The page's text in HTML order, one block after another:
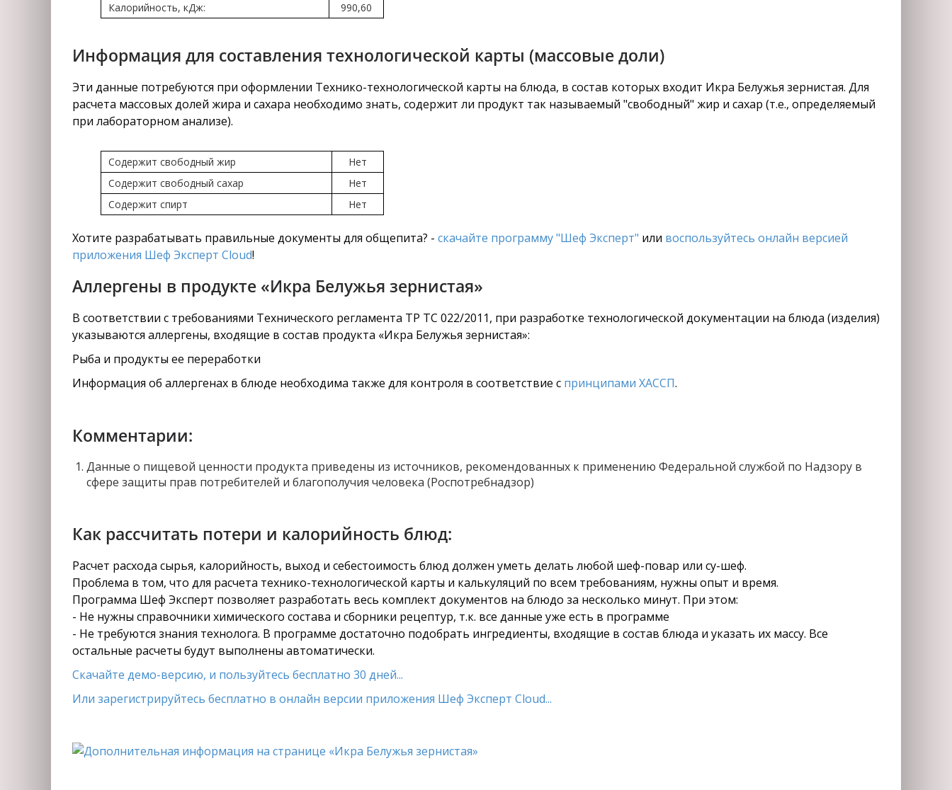
Калорийность, кДж:
990,60
Информация для составления технологической карты (массовые доли)
Эти данные потребуются при оформлении Технико-технологической карты на блюда, в состав которых входит Икра Белужья зернистая. Для
расчета массовых долей жира и сахара необходимо знать, содержит ли продукт так называемый "свободный" жир и сахар (т.е., определяемый
при лабораторном анализе).
Содержит свободный жир
Нет
Содержит свободный сахар
Нет
Содержит спирт
Нет
Хотите разрабатывать правильные документы для общепита? - скачайте программу "Шеф Эксперт" или воспользуйтесь онлайн версией
приложения Шеф Эксперт Cloud!
Аллергены в продукте «Икра Белужья зернистая»
В соответствии с требованиями Технического регламента ТР ТС 022/2011, при разработке технологической документации на блюда (изделия)
указываются аллергены, входящие в состав продукта «Икра Белужья зернистая»:
Рыба и продукты ее переработки
Информация об аллергенах в блюде необходима также для контроля в соответствие с принципами ХАССП.
Комментарии:
Данные о пищевой ценности продукта приведены из источников, рекомендованных к применению Федеральной службой по Надзору в
сфере защиты прав потребителей и благополучия человека (Роспотребнадзор)
Как рассчитать потери и калорийность блюд:
Расчет расхода сырья, калорийность, выход и себестоимость блюд должен уметь делать любой шеф-повар или су-шеф.
Проблема в том, что для расчета технико-технологической карты и калькуляций по всем требованиям, нужны опыт и время.
Программа Шеф Эксперт позволяет разработать весь комплект документов на блюдо за несколько минут. При этом:
- Не нужны справочники химического состава и сборники рецептур, т.к. все данные уже есть в программе
- Не требуются знания технолога. В программе достаточно подобрать ингредиенты, входящие в состав блюда и указать их массу. Все
остальные расчеты будут выполнены автоматически.
Скачайте демо-версию, и пользуйтесь бесплатно 30 дней...
Или зарегистрируйтесь бесплатно в онлайн версии приложения Шеф Эксперт Cloud...